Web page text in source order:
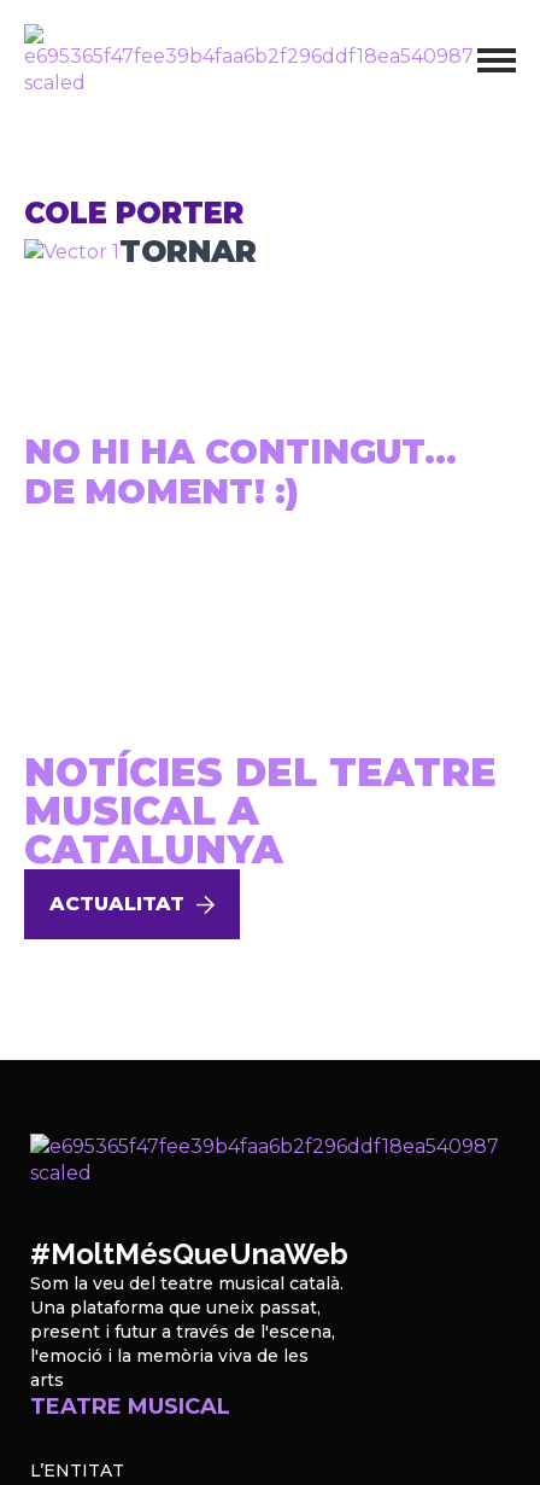
COLE PORTER
TORNAR
NO HI HA CONTINGUT...
DE MOMENT! :)
NOTÍCIES DEL TEATRE
MUSICAL A
CATALUNYA
ACTUALITAT
#MoltMésQueUnaWeb
Som la veu del teatre musical català.
Una plataforma que uneix passat,
present i futur a través de l'escena,
l'emoció i la memòria viva de les
arts
TEATRE MUSICAL
L’ENTITAT